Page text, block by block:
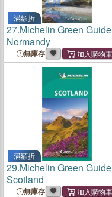
滿額折
27.Michelin Green Guide
Normandy
無庫存
滿額折
29.Michelin Green Guide
Scotland
無庫存